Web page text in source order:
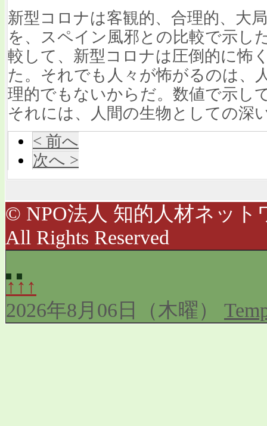
新型コロナは客観的、合理的、大
を、スペイン風邪との比較で示し
較して、新型コロナは圧倒的に怖
た。それでも人々が怖がるのは、
理的でもないからだ。数値で示し
それには、人間の生物としての深
< 前へ
次へ >
© NPO法人 知的人材ネット
All Rights Reserved
↑↑↑
2026年8月06日（木曜）